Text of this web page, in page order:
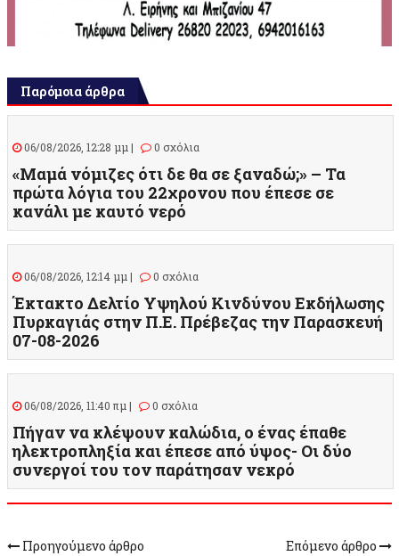
Παρόμοια άρθρα
06/08/2026, 12:28 μμ | 0 σχόλια
«Μαμά νόμιζες ότι δε θα σε ξαναδώ;» – Τα
πρώτα λόγια του 22χρονου που έπεσε σε
κανάλι με καυτό νερό
06/08/2026, 12:14 μμ | 0 σχόλια
Έκτακτο Δελτίο Υψηλού Κινδύνου Εκδήλωσης
Πυρκαγιάς στην Π.Ε. Πρέβεζας την Παρασκευή
07-08-2026
06/08/2026, 11:40 πμ | 0 σχόλια
Πήγαν να κλέψουν καλώδια, ο ένας έπαθε
ηλεκτροπληξία και έπεσε από ύψος- Οι δύο
συνεργοί του τον παράτησαν νεκρό
Προηγούμενο άρθρο Επόμενο άρθρο